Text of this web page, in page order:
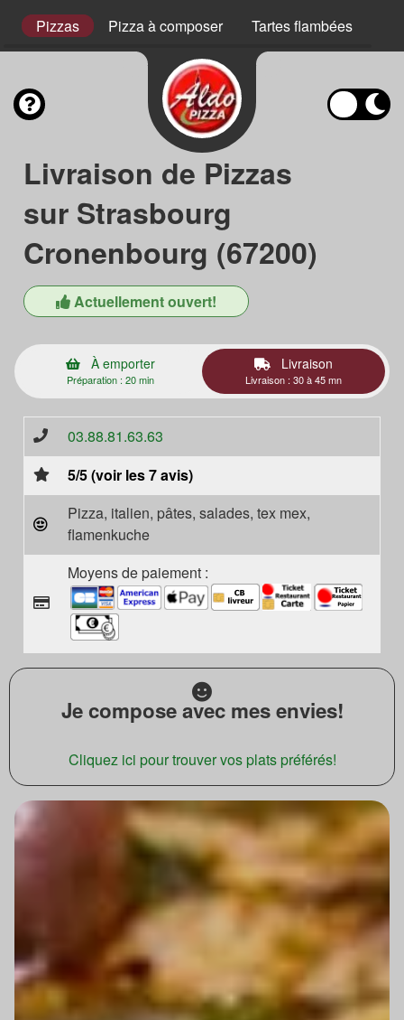
Pizzas Pizza à composer Tartes flambées
Livraison de Pizzas
sur Strasbourg
Cronenbourg (67200)
Actuellement ouvert!
À emporter
Préparation : 20 min
Livraison
Livraison : 30 à 45 mn
03.88.81.63.63
5/5 (voir les 7 avis)
Pizza, italien, pâtes, salades, tex mex,
flamenkuche
Moyens de paiement :
Je compose avec mes envies!
Cliquez ici pour trouver vos plats préférés!